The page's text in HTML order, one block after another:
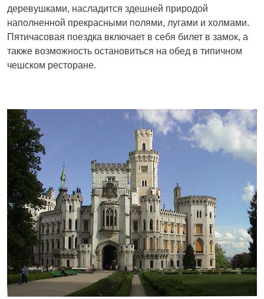
деревушками, насладится здешней природой
наполненной прекрасными полями, лугами и холмами.
Пятичасовая поездка включает в себя билет в замок, а
также возможность остановиться на обед в типичном
чешском ресторане.